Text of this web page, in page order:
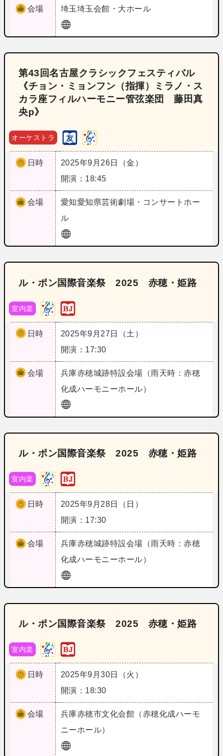
会場 埼玉埼玉会館・大ホール
第43回名古屋クラシックフェスティバル
《チョン・ミョンフン（指揮）ミラノ・ス
カラ座フィルハーモニー管弦楽団 藤田真
央p》
オーケストラ
日時
2025年9月26日（金）
開演：18:45
会場 愛知愛知県芸術劇場・コンサートホー
ル
ル・ポン国際音楽祭 2025 赤穂・姫路
室内楽
日時
2025年9月27日（土）
開演：17:30
会場 兵庫赤穂城跡特設会場（雨天時：赤穂
化成ハーモニーホール）
ル・ポン国際音楽祭 2025 赤穂・姫路
室内楽
日時
2025年9月28日（日）
開演：17:30
会場 兵庫赤穂城跡特設会場（雨天時：赤穂
化成ハーモニーホール）
ル・ポン国際音楽祭 2025 赤穂・姫路
室内楽
日時
2025年9月30日（火）
開演：18:30
会場 兵庫赤穂市文化会館（赤穂化成ハーモ
ニーホール）